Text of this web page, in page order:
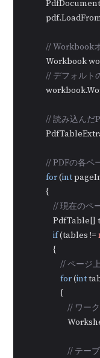
// Workbook
Workbook
// デフォルト
// 読み込んだ
// PDFの各ペ
for (int
            {
// 現在のペ
if (tables !=
                {
// ページ
for (int
                    {
// ワー
// テー